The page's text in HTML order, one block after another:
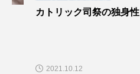
カトリック司祭の独身性
2021.10.12